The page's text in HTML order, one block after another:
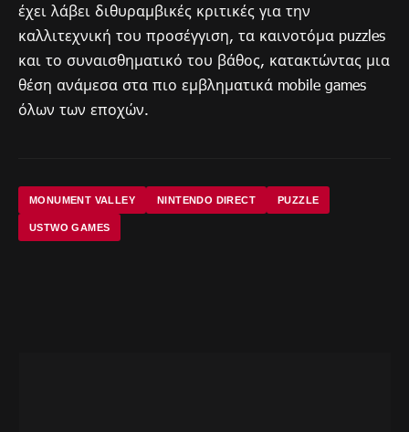
έχει λάβει διθυραμβικές κριτικές για την
καλλιτεχνική του προσέγγιση, τα καινοτόμα puzzles
και το συναισθηματικό του βάθος, κατακτώντας μια
θέση ανάμεσα στα πιο εμβληματικά mobile games
όλων των εποχών.
MONUMENT VALLEY NINTENDO DIRECT PUZZLE
USTWO GAMES